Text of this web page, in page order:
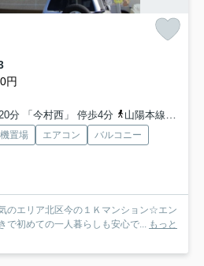
円
分 「今村西」 停歩4分
山陽本線「北長瀬」駅 徒歩16分
置場 エアコン
バルコニー
のエリア北区今の１Ｋマンション☆エン
で初めての一人暮らしも安心で...
もっと